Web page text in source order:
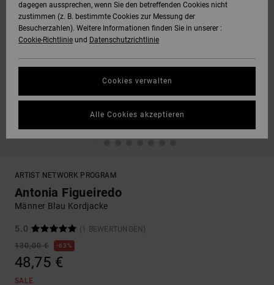
ARTIST NETWORK PROGRAM
Antonia Figueiredo
Männer Blau Kordjacke
5.0
(1 BEWERTUNGEN)
130,00 €
63%
48,75 €
SALE
dagegen aussprechen, wenn Sie den betreffenden Cookies nicht
zustimmen (z. B. bestimmte Cookies zur Messung der
Besucherzahlen). Weitere Informationen finden Sie in unserer :
Cookie-Richtlinie und Datenschutzrichtlinie
Cookies verwalten
Alle Cookies akzeptieren